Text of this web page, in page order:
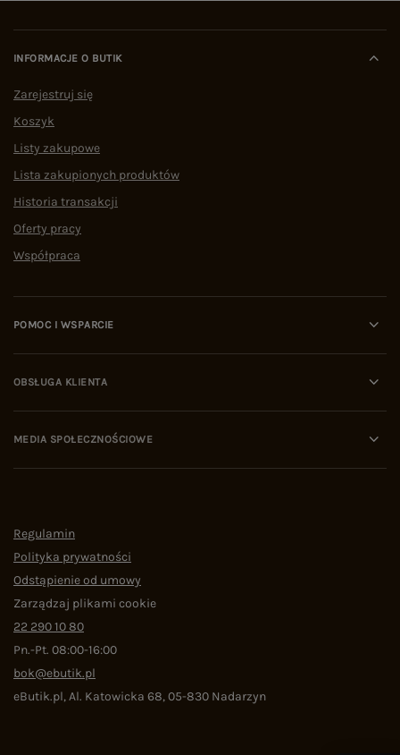
INFORMACJE O BUTIK
Zarejestruj się
Koszyk
Listy zakupowe
Lista zakupionych produktów
Historia transakcji
Oferty pracy
Współpraca
POMOC I WSPARCIE
OBSŁUGA KLIENTA
MEDIA SPOŁECZNOŚCIOWE
Regulamin
Polityka prywatności
Odstąpienie od umowy
Zarządzaj plikami cookie
22 290 10 80
Pn.-Pt. 08:00-16:00
bok@ebutik.pl
eButik.pl,Al. Katowicka 68,05-830 Nadarzyn